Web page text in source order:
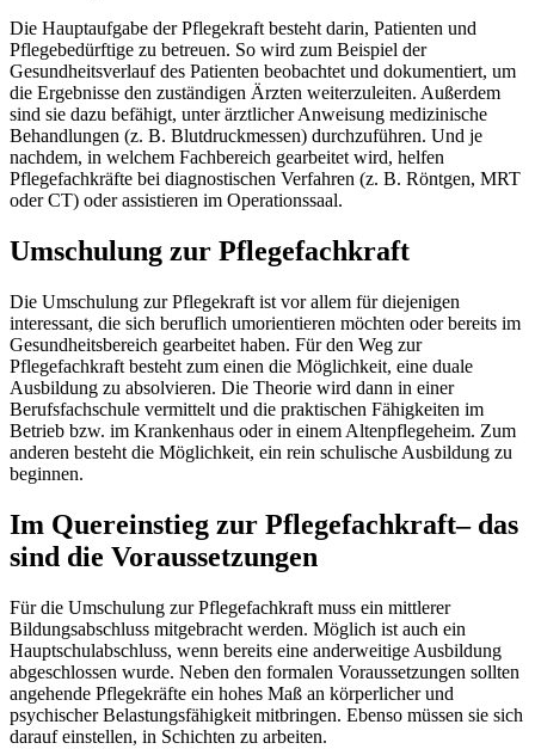
Die Hauptaufgabe der Pflegekraft besteht darin, Patienten und
Pflegebedürftige zu betreuen. So wird zum Beispiel der
Gesundheitsverlauf des Patienten beobachtet und dokumentiert, um
die Ergebnisse den zuständigen Ärzten weiterzuleiten. Außerdem
sind sie dazu befähigt, unter ärztlicher Anweisung medizinische
Behandlungen (z. B. Blutdruckmessen) durchzuführen. Und je
nachdem, in welchem Fachbereich gearbeitet wird, helfen
Pflegefachkräfte bei diagnostischen Verfahren (z. B. Röntgen, MRT
oder CT) oder assistieren im Operationssaal.
Umschulung zur Pflegefachkraft
Die Umschulung zur Pflegekraft ist vor allem für diejenigen
interessant, die sich beruflich umorientieren möchten oder bereits im
Gesundheitsbereich gearbeitet haben. Für den Weg zur
Pflegefachkraft besteht zum einen die Möglichkeit, eine duale
Ausbildung zu absolvieren. Die Theorie wird dann in einer
Berufsfachschule vermittelt und die praktischen Fähigkeiten im
Betrieb bzw. im Krankenhaus oder in einem Altenpflegeheim. Zum
anderen besteht die Möglichkeit, ein rein schulische Ausbildung zu
beginnen.
Im Quereinstieg zur Pflegefachkraft– das
sind die Voraussetzungen
Für die Umschulung zur Pflegefachkraft muss ein mittlerer
Bildungsabschluss mitgebracht werden. Möglich ist auch ein
Hauptschulabschluss, wenn bereits eine anderweitige Ausbildung
abgeschlossen wurde. Neben den formalen Voraussetzungen sollten
angehende Pflegekräfte ein hohes Maß an körperlicher und
psychischer Belastungsfähigkeit mitbringen. Ebenso müssen sie sich
darauf einstellen, in Schichten zu arbeiten.